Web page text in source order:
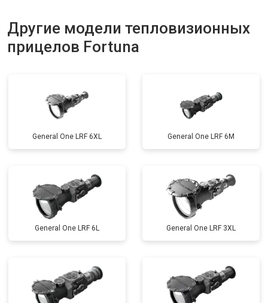
Другие модели тепловизионных
прицелов Fortuna
General One LRF 6XL General One LRF 6M
General One LRF 6L General One LRF 3XL